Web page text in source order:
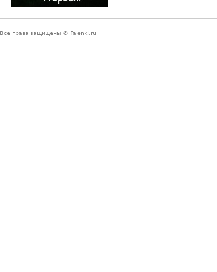
Все права защищены © Falenki.ru